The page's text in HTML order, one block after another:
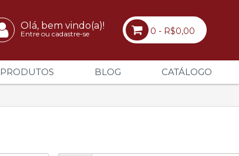
Olá, bem vindo(a)!
Entre ou cadastre-se 0 - R$0,00
PRODUTOS BLOG CATÁLOGO